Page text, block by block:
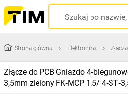
Strona główna Elektronika
Złącze do PCB Gniazdo
3,5mm zielony FK‑MCP 1,5/